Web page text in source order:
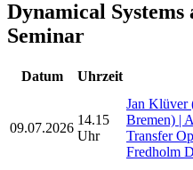
Dynamical
Seminar
Datum Uhrzeit
09.07.2026
14.15
Uhr
Jan Klüver
Bremen) |
Transfer
Fredholm